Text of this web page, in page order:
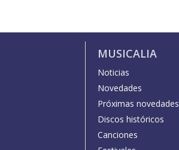
MUSICALIA
Noticias
Novedades
Próximas novedades
Discos históricos
Canciones